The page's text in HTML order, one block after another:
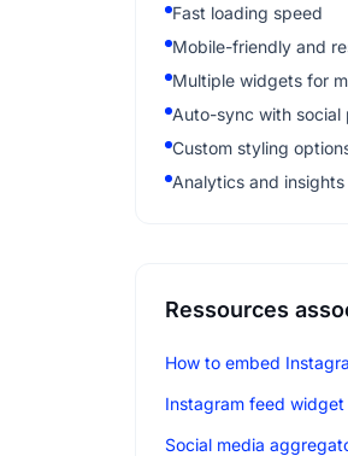
Fast loading speed
Mobile-friendly and
Multiple widgets for
Auto-sync with social
Custom styling
Analytics and insights
Ressources
How to embed
Instagram feed widget
Social media